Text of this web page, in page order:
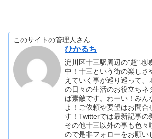
このサイトの管理人さん
ひかるち
淀川区十三駅周辺の"超"地
中！十三という街の楽しさ
えていく事が巡り巡って、
の日々の生活のお役立ちネ
ば素敵です。わーい！みん
よ！ご依頼や要望はお問合
す！Twitterでは最新記事の
その他十三以外の事も色々
ので是非フォローをお願い